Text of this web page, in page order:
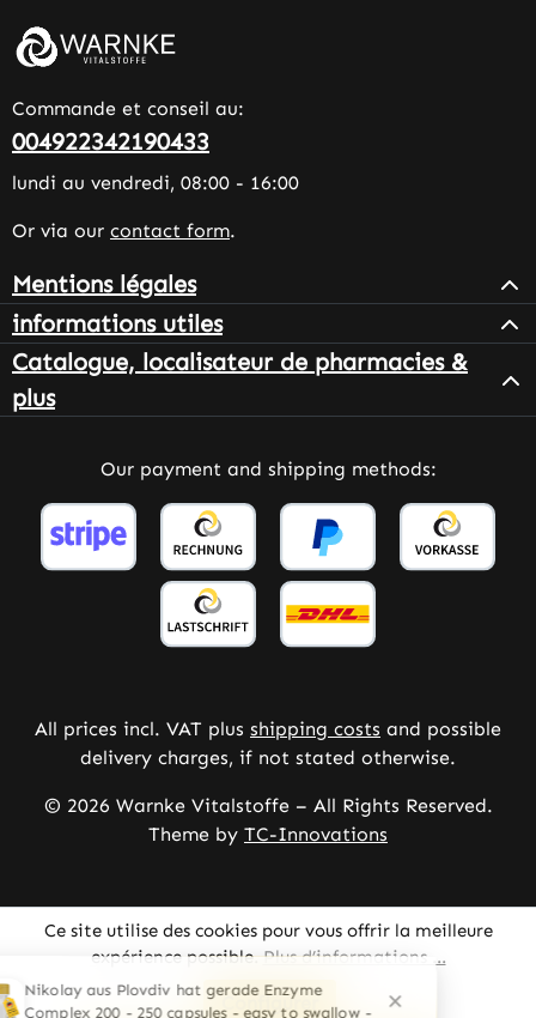
Commande et conseil au:
004922342190433
lundi au vendredi, 08:00 - 16:00
Or via our contact form.
Mentions légales
informations utiles
Catalogue, localisateur de pharmacies &
plus
Our payment and shipping methods:
All prices incl. VAT plus shipping costs and possible
delivery charges, if not stated otherwise.
© 2026 Warnke Vitalstoffe – All Rights Reserved.
Theme by TC-Innovations
Ce site utilise des cookies pour vous offrir la meilleure
expérience possible.Plus d’informations ...
Configurer